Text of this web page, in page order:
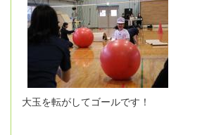
大玉を転がしてゴールです！